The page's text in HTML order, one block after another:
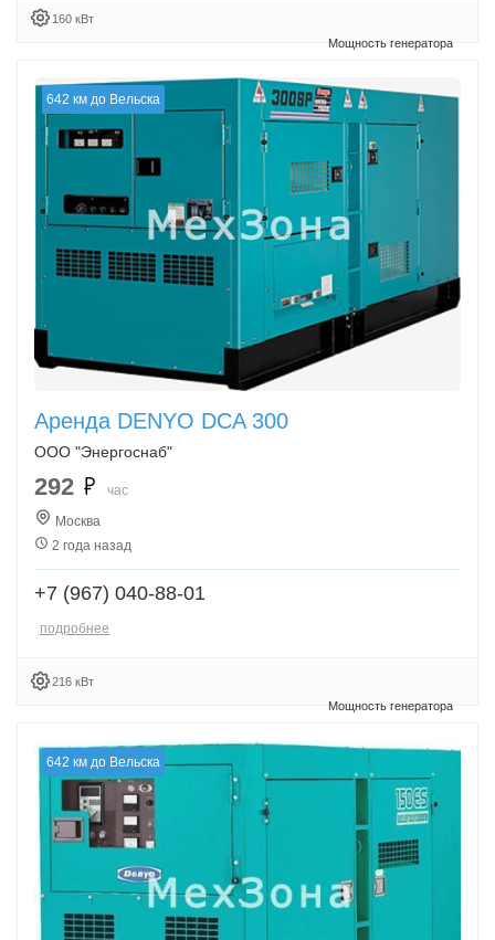
160 кВт
642 км до Вельска
Аренда DENYO DCA 300
ООО "Энергоснаб"
292
час
Москва
2 года назад
+7 (967) 040-88-01
подробнее
216 кВт
642 км до Вельска